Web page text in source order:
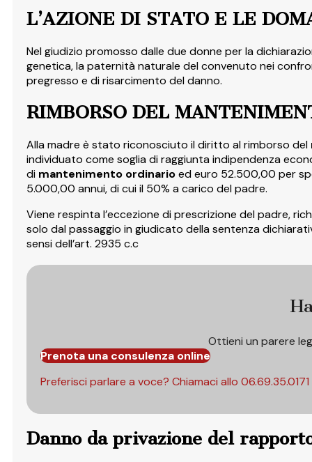
L’AZIONE DI STATO E LE
Nel giudizio promosso dalle due donne per la
genetica, la paternità naturale del convenuto nei
pregresso e di risarcimento del danno.
RIMBORSO DEL
Alla madre è stato riconosciuto il diritto al rimborso del
individuato come soglia di raggiunta indipendenza
di mantenimento ordinarioed euro 52.500,00 per
5.000,00 annui, di cui il 50% a carico del padre.​
Viene respinta l’eccezione di prescrizione del padre,
solo dal passaggio in giudicato della sentenza
sensi dell’art. 2935 c.c
Ottieni un parere
Prenota una consulenza online
Preferisci parlare a voce? Chiamaci allo 06.69.35.0171
Danno da privazione del